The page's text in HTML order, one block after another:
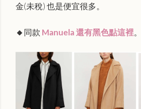
金(未稅) 也是便宜很多。
🔸同款 Manuela 還有黑色點這裡。